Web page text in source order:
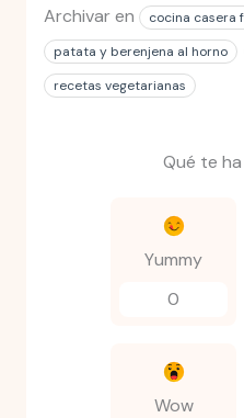
Archivar en cocina casera
patata y berenjena al horno
recetas vegetarianas
Qué te
Yummy
0
Wow